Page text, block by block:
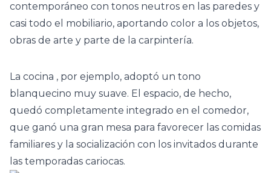
contemporáneo con tonos neutros en las paredes y
casi todo el mobiliario, aportando color a los objetos,
obras de arte y parte de la carpintería.
La cocina , por ejemplo, adoptó un tono
blanquecino muy suave. El espacio, de hecho,
quedó completamente integrado en el comedor,
que ganó una gran mesa para favorecer las comidas
familiares y la socialización con los invitados durante
las temporadas cariocas.